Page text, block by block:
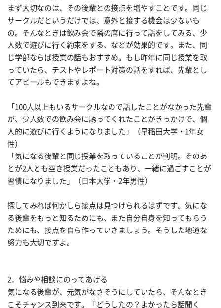
まず大切なのは、その後輩との接点を増やすことです。同じ
サークルだというだけでは、意外と接する機会は少ないも
の。そんなときは飲み会で隣の席に行って話をしてみる、少
人数で遊びに行く約束をする、などが効果的です。また、同
じ学部ならば授業の話もおすすめ。もし昨年に同じ授業を取
っていたら、テストやレポート対策の話をすれば、先輩とし
てアピールもできますよね。
「100人以上もいるサークルなので話したことがなかった先輩
が、少人数での飲み会に誘ってくれたことがきっかけで、個
人的に遊びに行くようになりました」（早稲田大学・1年女
性）
「気になる後輩と同じ授業を取っていることが判明。そのあ
とが2人とも空き授業だったこともあり、一緒に過ごすことが
習慣になりました」（日本大学・2年男性）
探してみれば何かしら接点は見つけられるはずです。気にな
る後輩をもっと知るためにも、また自分自身を知ってもらう
ためにも、接点を自ら作っていきましょう。そうした地道な
努力も大切ですよ。
2．悩みや相談にのってあげる
気になる後輩が、元気がなさそうにしていたら、そんなとき
こそチャンス到来です。「どうしたの？よかったら話聞く